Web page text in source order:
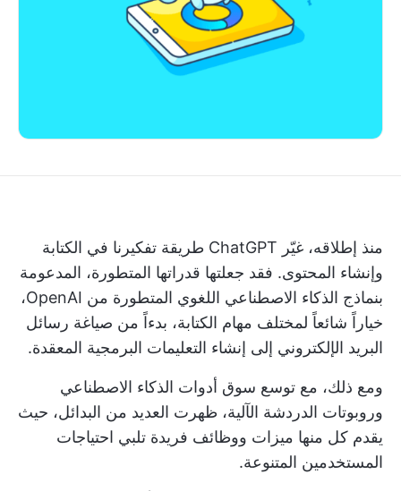
منذ إطلاقه، غيّر ChatGPT طريقة تفكيرنا في الكتابة
وإنشاء المحتوى. فقد جعلتها قدراتها المتطورة، المدعومة
بنماذج الذكاء الاصطناعي اللغوي المتطورة من OpenAI،
خياراً شائعاً لمختلف مهام الكتابة، بدءاً من صياغة رسائل
البريد الإلكتروني إلى إنشاء التعليمات البرمجية المعقدة.
ومع ذلك، مع توسع سوق أدوات الذكاء الاصطناعي
وروبوتات الدردشة الآلية، ظهرت العديد من البدائل، حيث
يقدم كل منها ميزات ووظائف فريدة تلبي احتياجات
المستخدمين المتنوعة.